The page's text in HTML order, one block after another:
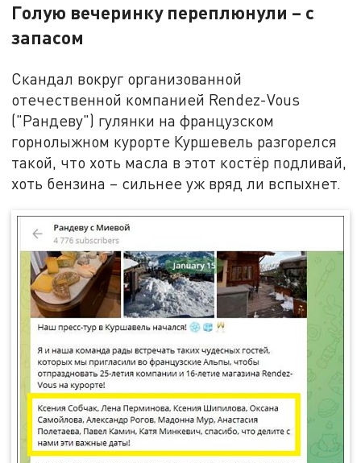
Голую вечеринку переплюнули – с
запасом
Скандал вокруг организованной
отечественной компанией Rendez-Vous
("Рандеву") гулянки на французском
горнолыжном курорте Куршевель разгорелся
такой, что хоть масла в этот костёр подливай,
хоть бензина – сильнее уж вряд ли вспыхнет.